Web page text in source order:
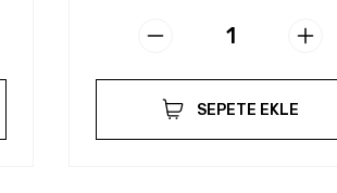
SEPETE EKLE